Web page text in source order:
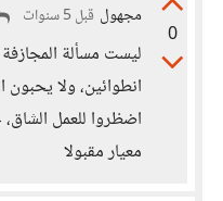
0
مجهول قبل 5 سنوات
ليست مسألة
انطوائين، ولا يحبون
اضظروا للعمل
معيار مقبولا